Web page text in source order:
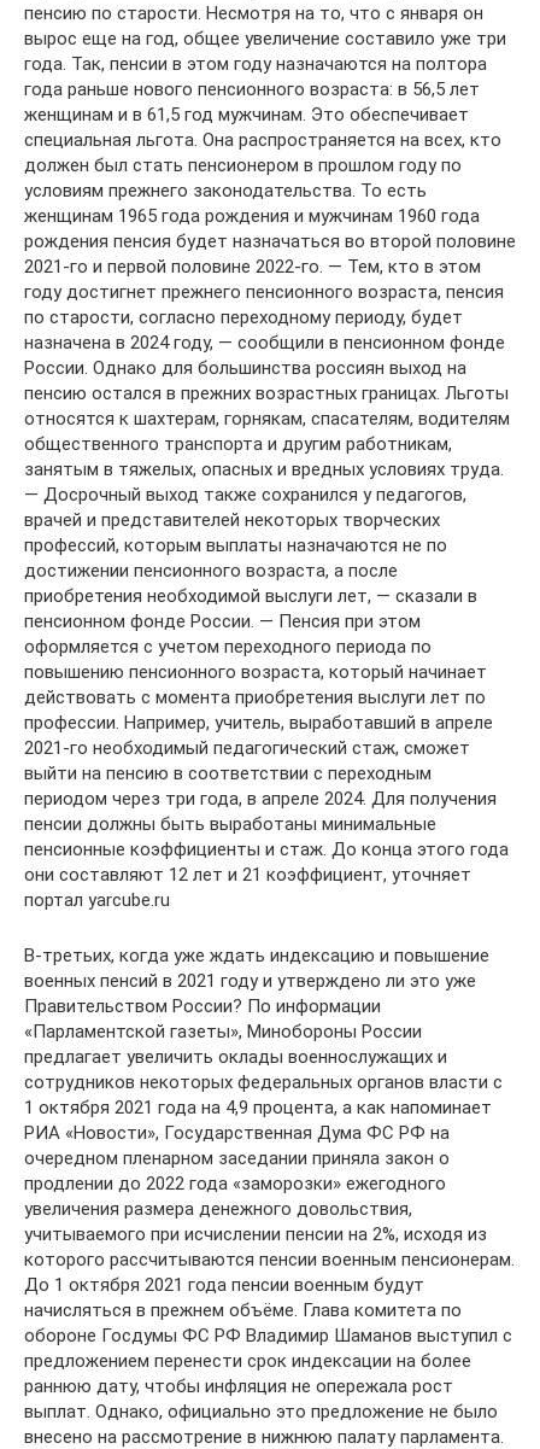
пенсию по старости. Несмотря на то, что с января он
вырос еще на год, общее увеличение составило уже три
года. Так, пенсии в этом году назначаются на полтора
года раньше нового пенсионного возраста: в 56,5 лет
женщинам и в 61,5 год мужчинам. Это обеспечивает
специальная льгота. Она распространяется на всех, кто
должен был стать пенсионером в прошлом году по
условиям прежнего законодательства. То есть
женщинам 1965 года рождения и мужчинам 1960 года
рождения пенсия будет назначаться во второй половине
2021-го и первой половине 2022-го. — Тем, кто в этом
году достигнет прежнего пенсионного возраста, пенсия
по старости, согласно переходному периоду, будет
назначена в 2024 году, — сообщили в пенсионном фонде
России. Однако для большинства россиян выход на
пенсию остался в прежних возрастных границах. Льготы
относятся к шахтерам, горнякам, спасателям, водителям
общественного транспорта и другим работникам,
занятым в тяжелых, опасных и вредных условиях труда.
— Досрочный выход также сохранился у педагогов,
врачей и представителей некоторых творческих
профессий, которым выплаты назначаются не по
достижении пенсионного возраста, а после
приобретения необходимой выслуги лет, — сказали в
пенсионном фонде России. — Пенсия при этом
оформляется с учетом переходного периода по
повышению пенсионного возраста, который начинает
действовать с момента приобретения выслуги лет по
профессии. Например, учитель, выработавший в апреле
2021-го необходимый педагогический стаж, сможет
выйти на пенсию в соответствии с переходным
периодом через три года, в апреле 2024. Для получения
пенсии должны быть выработаны минимальные
пенсионные коэффициенты и стаж. До конца этого года
они составляют 12 лет и 21 коэффициент, уточняет
портал yarcube.ru
В-третьих, когда уже ждать индексацию и повышение
военных пенсий в 2021 году и утверждено ли это уже
Правительством России? По информации
«Парламентской газеты», Минобороны России
предлагает увеличить оклады военнослужащих и
сотрудников некоторых федеральных органов власти с
1 октября 2021 года на 4,9 процента, а как напоминает
РИА «Новости», Государственная Дума ФС РФ на
очередном пленарном заседании приняла закон о
продлении до 2022 года «заморозки» ежегодного
увеличения размера денежного довольствия,
учитываемого при исчислении пенсии на 2%, исходя из
которого рассчитываются пенсии военным пенсионерам.
До 1 октября 2021 года пенсии военным будут
начисляться в прежнем объёме. Глава комитета по
обороне Госдумы ФС РФ Владимир Шаманов выступил с
предложением перенести срок индексации на более
раннюю дату, чтобы инфляция не опережала рост
выплат. Однако, официально это предложение не было
внесено на рассмотрение в нижнюю палату парламента.